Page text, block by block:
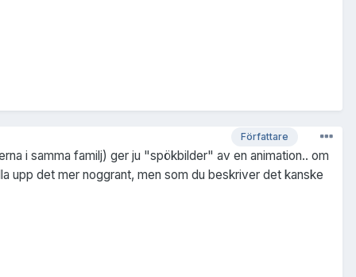
Författare
i samma familj) ger ju "spökbilder" av en animation.. om
upp det mer noggrant, men som du beskriver det kanske